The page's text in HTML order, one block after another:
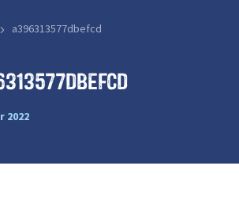
a396313577dbefcd
2022